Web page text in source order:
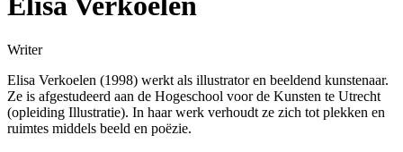
Writer
Elisa Verkoelen (1998) werkt als illustrator en beeldend kunstenaar.
Ze is afgestudeerd aan de Hogeschool voor de Kunsten te Utrecht
(opleiding Illustratie). In haar werk verhoudt ze zich tot plekken en
ruimtes middels beeld en poëzie.